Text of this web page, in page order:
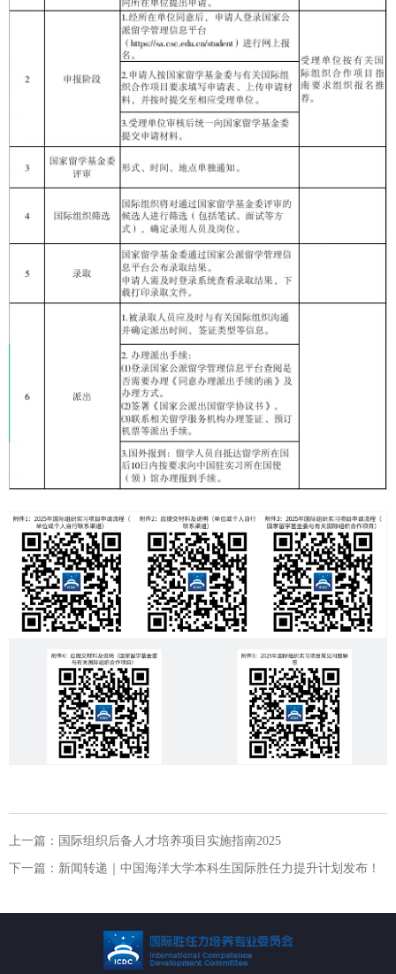
上一篇： 国际组织后备人才培养项目实施指南2025
下一篇： 新闻转递｜中国海洋大学本科生国际胜任力提升计划发布！